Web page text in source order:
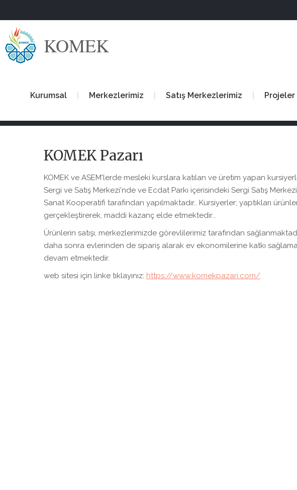
KOMEK
Kurumsal Merkezlerimiz Satış Merkezlerimiz Projeler
KOMEK Pazarı
KOMEK ve ASEM'lerde mesleki kurslara katılan ve üretim yapan
Sergi ve Satış Merkezi'nde ve Ecdat Parkı içerisindeki Sergi Satış
Sanat Kooperatifi tarafından yapılmaktadır.. Kursiyerler; yaptıkları
gerçekleştirerek, maddi kazanç elde etmektedir...
Ürünlerin satışı, merkezlerimizde görevlilerimiz tarafından
daha sonra evlerinden de sipariş alarak ev ekonomilerine katkı
devam etmektedir.
web sitesi için linke tıklayınız: https://www.komekpazari.com/